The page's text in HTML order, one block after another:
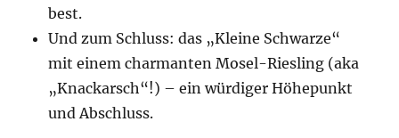
best.
Und zum Schluss: das „Kleine Schwarze“
mit einem charmanten Mosel-Riesling (aka
„Knackarsch“!) – ein würdiger Höhepunkt
und Abschluss.